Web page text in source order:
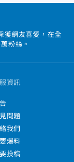
獲網友喜愛，在全
粉絲。
資訊
問題
我們
爆料
投稿